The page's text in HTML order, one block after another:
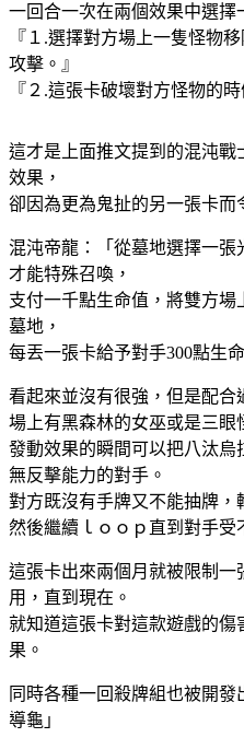
一回合一次在兩個效果中選擇
『１.選擇對方場上一隻怪物
攻擊。』
『２.這張卡破壞對方怪物的
這才是上面推文提到的混沌
效果，
卻因為更為鬼扯的另一張卡而
混沌帝龍：「從墓地選擇一
才能特殊召喚，
支付一千點生命值，將雙方
墓地，
每丟一張卡給予對手300點生命
看起來並沒有很強，但是配合
場上有黑森林的女巫或是三眼
發動效果的瞬間可以把八汰
無反擊能力的對手。
對方既沒有手牌又不能抽牌，
然後繼續ｌｏｏｐ直到對手受
這張卡出來兩個月就被限制
用，直到現在。
就知道這張卡對這款遊戲的
果。
同時各種一回殺牌組也被開
導龜」